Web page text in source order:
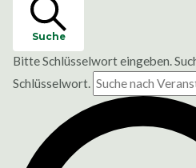
Suche
Bitte Schlüsselwort eingeben.
Schlüsselwort.